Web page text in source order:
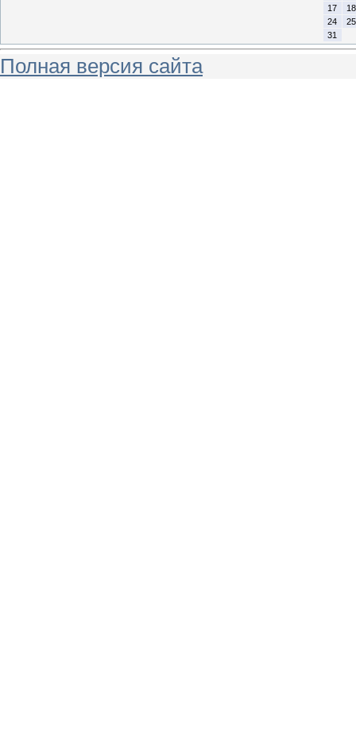
17
18
24
25
31
Полная версия сайта